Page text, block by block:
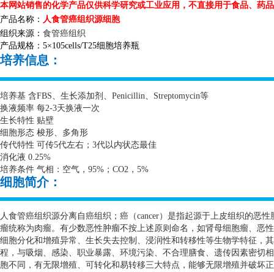
本网站销售的化学产品仅供科学研究或工业应用，不直接用于食品、药
产品名称： 人食管癌组织源细胞
组织来源： 食管癌组织
产品规格： 5×105cells/T25细胞培养瓶
培养信息：
培养基 含FBS、生长添加剂、 Penicillin、 Streptomycin等
换液频率 每2-3天换液一次
生长特性 贴壁
细胞形态 梭形、多角形
传代特性 可传5代左右； 3代以内状态最佳
消化液 0.25%
培养条件 气相：空气， 95% ； CO2 ， 5%
细胞简介：
人食管癌组织源分离自癌组织；癌（cancer）是指起源于上皮组织的恶
瘤统称为肉瘤。有少数恶性肿瘤不按上述原则命名，如肾母细胞瘤、恶
细胞分化和增殖异常、生长失去控制、浸润性和转移性等生物学特征，
程，与吸烟、感染、职业暴露、环境污染、不合理膳食、遗传因素密切
胞不同，有无限增殖、可转化和易转移三大特点，能够无限增殖并破坏